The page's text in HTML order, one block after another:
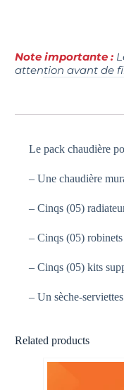
Note importante :
attention avant de
Le pack chaudière
– Une chaudière
– Cinqs (05)
– Cinqs (05) robinets
– Cinqs (05) kits
– Un sèche-
Related products